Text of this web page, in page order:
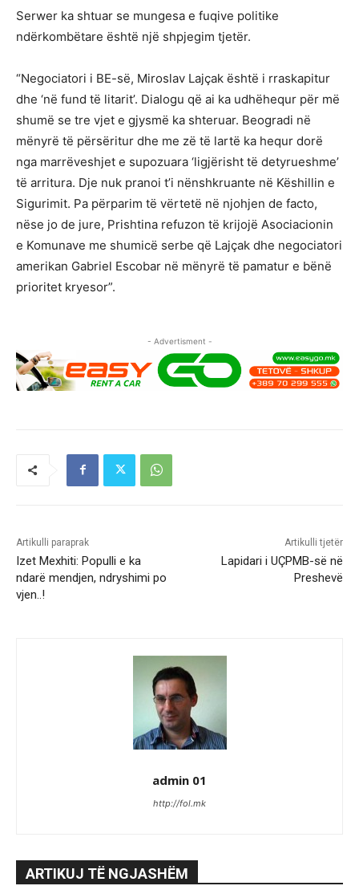
Serwer ka shtuar se mungesa e fuqive politike
ndërkombëtare është një shpjegim tjetër.
“Negociatori i BE-së, Miroslav Lajçak është i rraskapitur
dhe ‘në fund të litarit’. Dialogu që ai ka udhëhequr për më
shumë se tre vjet e gjysmë ka shteruar. Beogradi në
mënyrë të përsëritur dhe me zë të lartë ka hequr dorë
nga marrëveshjet e supozuara ‘ligjërisht të detyrueshme’
të arritura. Dje nuk pranoi t’i nënshkruante në Këshillin e
Sigurimit. Pa përparim të vërtetë në njohjen de facto,
nëse jo de jure, Prishtina refuzon të krijojë Asociacionin
e Komunave me shumicë serbe që Lajçak dhe negociatori
amerikan Gabriel Escobar në mënyrë të pamatur e bënë
prioritet kryesor”.
- Advertisment -
Artikulli paraprak
Izet Mexhiti: Populli e ka
ndarë mendjen, ndryshimi po
vjen..!
Artikulli tjetër
Lapidari i UÇPMB-së në
Preshevë
admin 01
http://fol.mk
ARTIKUJ TË NGJASHËM